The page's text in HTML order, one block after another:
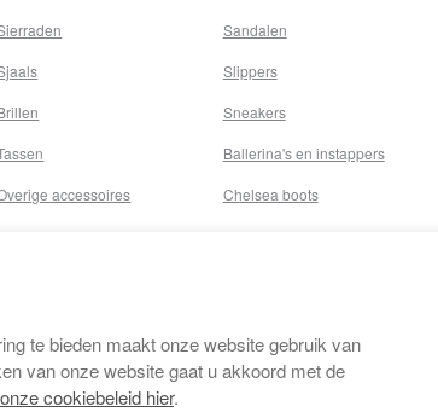
accessoires
Sandalen
Slippers
Sneakers
Ballerina's en instappers
Chelsea boots
te bieden maakt onze website gebruik van
van onze website gaat u akkoord met de
cookiebeleid hier.